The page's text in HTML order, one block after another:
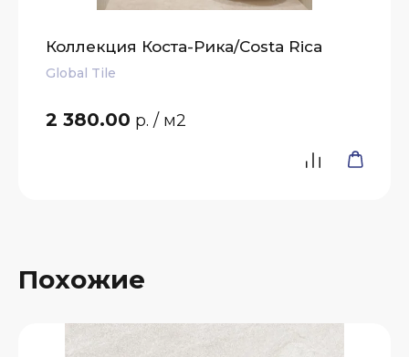
Коллекция Коста-Рика/Costa Rica
Global Tile
2 380.00 р. / м2
Похожие